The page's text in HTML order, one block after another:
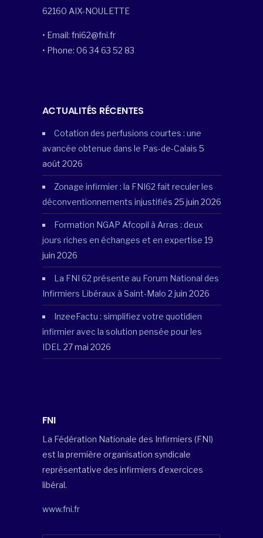
62160 AIX-NOULETTE
• Email: fni62@fni.fr
• Phone: 06 34 63 52 83
ACTUALITÉS RÉCENTES
Cotation des perfusions courtes : une
avancée obtenue dans le Pas-de-Calais 5
août 2026
Zonage infirmier : la FNI62 fait reculer les
déconventionnements injustifiés 25 juin 2026
Formation NGAP Afcopil à Arras : deux
jours riches en échanges et en expertise 19
juin 2026
La FNI 62 présente au Forum National des
Infirmiers Libéraux à Saint-Malo 2 juin 2026
InzeeFactu : simplifiez votre quotidien
infirmier avec la solution pensée pour les
IDEL 27 mai 2026
FNI
La Fédération Nationale des Infirmiers (FNI)
est la première organisation syndicale
représentative des infirmiers d’exercices
libéral.
www.fni.fr